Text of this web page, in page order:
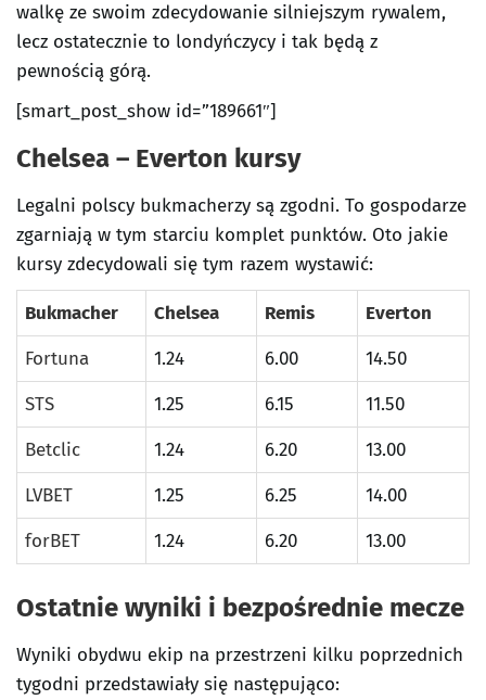
walkę ze swoim zdecydowanie silniejszym rywalem,
lecz ostatecznie to londyńczycy i tak będą z
pewnością górą.
[smart_post_show id=”189661″]
Chelsea – Everton kursy
Legalni polscy bukmacherzy są zgodni. To gospodarze
zgarniają w tym starciu komplet punktów. Oto jakie
kursy zdecydowali się tym razem wystawić:
Bukmacher Chelsea Remis
Everton
Fortuna
1.24 6.00
14.50
STS
1.25 6.15
11.50
Betclic
1.24 6.20
13.00
LVBET
1.25 6.25
14.00
forBET
1.24 6.20 13.00
Ostatnie wyniki i bezpośrednie mecze
Wyniki obydwu ekip na przestrzeni kilku poprzednich
tygodni przedstawiały się następująco: